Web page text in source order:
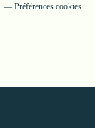
Préférences cookies